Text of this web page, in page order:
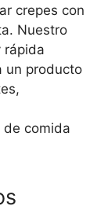
crepes con
Nuestro
rápida
un producto
comida